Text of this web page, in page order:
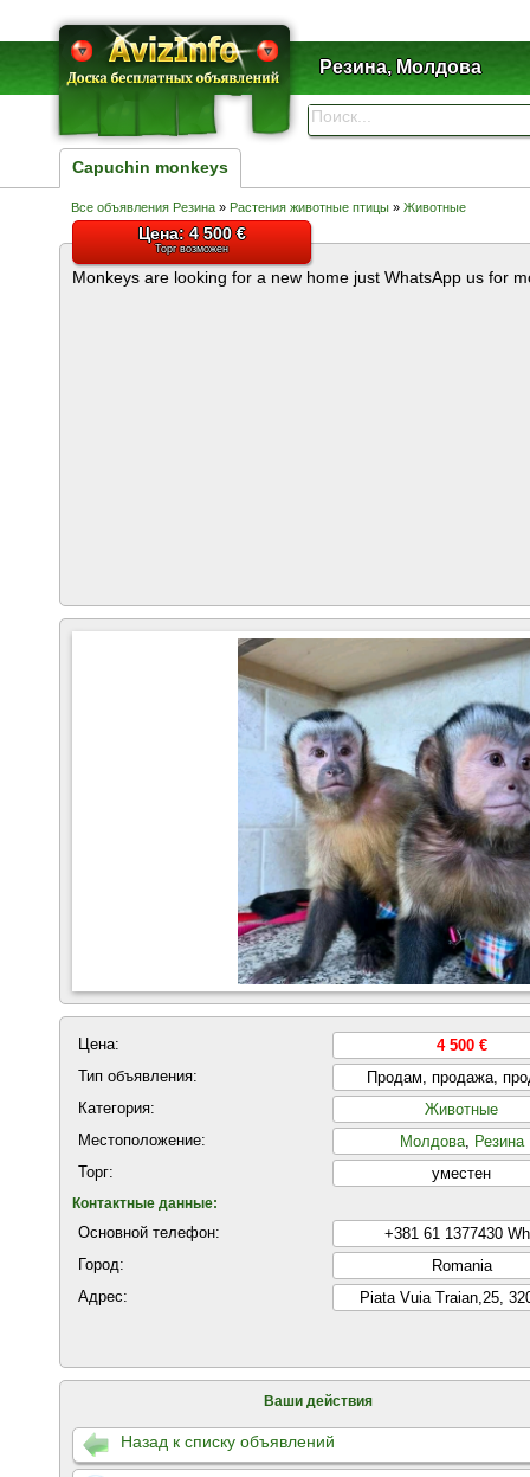
Резина, Молдова
Capuchin monkeys
Все объявления Резина » Растения животные птицы » Животные
Цена: 4 500 €
Торг возможен
Monkeys are looking for a new home just WhatsApp us for
Цена:
4 500 €
Тип объявления:
Продам, продажа,
Категория:
Животные
Местоположение:
Молдова, Резина
Торг:
уместен
Контактные данные:
Основной телефон:
+381 61 1377430
Город:
Romania
Адрес:
Piata Vuia Traian,25,
Ваши действия
Назад к списку объявлений